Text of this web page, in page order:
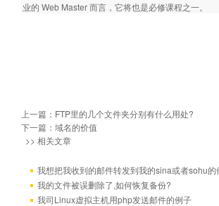
业的 Web Master 而言，它将也是必修课程之一。
上一篇： FTP里的几个文件夹分别有什么用处?
下一篇： 域名的价值
>> 相关文章
我想把我收到的邮件转发到我的sina或者sohu的
我的文件被误删除了,如何恢复备份?
我司Linux虚拟主机用php发送邮件的例子